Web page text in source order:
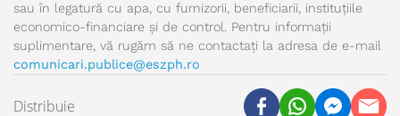
sau în legatură cu apa, cu furnizorii, beneficiarii, instituțiile
economico-financiare și de control. Pentru informații
suplimentare, vă rugăm să ne contactați la adresa de e-mail
comunicari.publice@eszph.ro
Distribuie